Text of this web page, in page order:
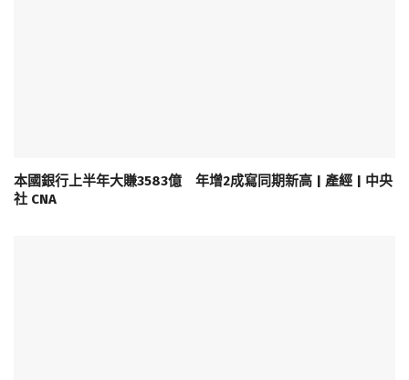
本國銀行上半年大賺3583億 年增2成寫同期新高 | 產經 | 中央
社 CNA